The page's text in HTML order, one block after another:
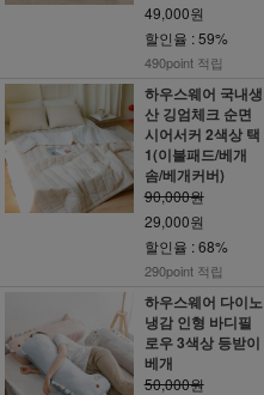
49,000원
할인율 : 59%
490point 적립
하우스웨어 국내생
산 깅엄체크 순면
시어서커 2색상 택
1(이불패드/베개
솜/베개커버)
90,000원
29,000원
할인율 : 68%
290point 적립
하우스웨어 다이노
냉감 인형 바디필
로우 3색상 등받이
베개
50,000원